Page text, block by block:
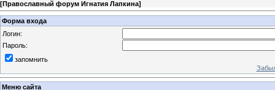
[Православный форум Игнатия Лапкина]
Форма входа
Логин:
Пароль:
запомнить
Меню сайта